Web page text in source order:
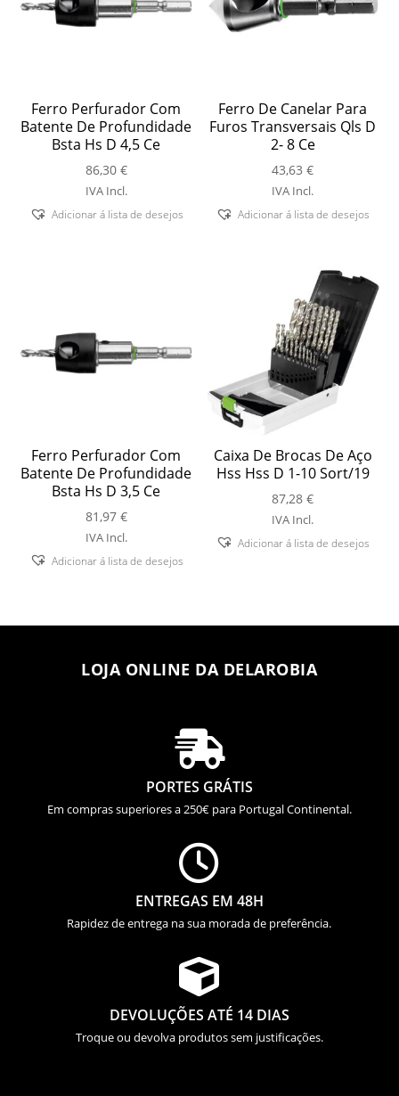
Ferro Perfurador Com
Batente De Profundidade
Bsta Hs D 4,5 Ce
86,30 €
IVA Incl.
Adicionar á lista de desejos
Ferro De Canelar Para
Furos Transversais Qls D
2- 8 Ce
43,63€
IVA Incl.
Adicionar á lista de desejos
Ferro Perfurador Com
Batente De Profundidade
Bsta Hs D 3,5 Ce
81,97 €
IVA Incl.
Adicionar á lista de desejos
Caixa De Brocas De Aço
Hss Hss D 1-10 Sort/19
87,28€
IVA Incl.
Adicionar á lista de desejos
LOJA ONLINE DA DELAROBIA

PORTES GRÁTIS
Em compras superiores a 250€ para Portugal Continental.

ENTREGAS EM 48H
Rapidez de entrega na sua morada de preferência.

DEVOLUÇÕES ATÉ 14 DIAS
Troque ou devolva produtos sem justificações.